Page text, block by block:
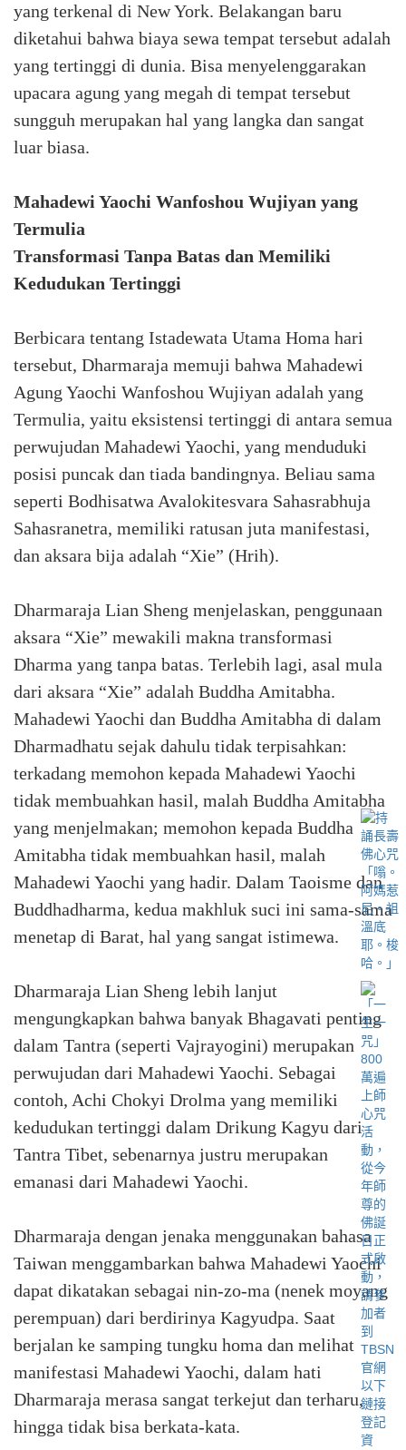
yang terkenal di New York. Belakangan baru
diketahui bahwa biaya sewa tempat tersebut adalah
yang tertinggi di dunia. Bisa menyelenggarakan
upacara agung yang megah di tempat tersebut
sungguh merupakan hal yang langka dan sangat
luar biasa.
Mahadewi Yaochi Wanfoshou Wujiyan yang
Termulia
Transformasi Tanpa Batas dan Memiliki
Kedudukan Tertinggi
Berbicara tentang Istadewata Utama Homa hari
tersebut, Dharmaraja memuji bahwa Mahadewi
Agung Yaochi Wanfoshou Wujiyan adalah yang
Termulia, yaitu eksistensi tertinggi di antara semua
perwujudan Mahadewi Yaochi, yang menduduki
posisi puncak dan tiada bandingnya. Beliau sama
seperti Bodhisatwa Avalokitesvara Sahasrabhuja
Sahasranetra, memiliki ratusan juta manifestasi,
dan aksara bija adalah “Xie” (Hrih).
Dharmaraja Lian Sheng menjelaskan, penggunaan
aksara “Xie” mewakili makna transformasi
Dharma yang tanpa batas. Terlebih lagi, asal mula
dari aksara “Xie” adalah Buddha Amitabha.
Mahadewi Yaochi dan Buddha Amitabha di dalam
Dharmadhatu sejak dahulu tidak terpisahkan:
terkadang memohon kepada Mahadewi Yaochi
tidak membuahkan hasil, malah Buddha Amitabha
yang menjelmakan; memohon kepada Buddha
Amitabha tidak membuahkan hasil, malah
Mahadewi Yaochi yang hadir. Dalam Taoisme dan
Buddhadharma, kedua makhluk suci ini sama-sama
menetap di Barat, hal yang sangat istimewa.
Dharmaraja Lian Sheng lebih lanjut
mengungkapkan bahwa banyak Bhagavati penting
dalam Tantra (seperti Vajrayogini) merupakan
perwujudan dari Mahadewi Yaochi. Sebagai
contoh, Achi Chokyi Drolma yang memiliki
kedudukan tertinggi dalam Drikung Kagyu dari
Tantra Tibet, sebenarnya justru merupakan
emanasi dari Mahadewi Yaochi.
Dharmaraja dengan jenaka menggunakan bahasa
Taiwan menggambarkan bahwa Mahadewi Yaochi
dapat dikatakan sebagai nin-zo-ma (nenek moyang
perempuan) dari berdirinya Kagyudpa. Saat
berjalan ke samping tungku homa dan melihat
manifestasi Mahadewi Yaochi, dalam hati
Dharmaraja merasa sangat terkejut dan terharu,
hingga tidak bisa berkata-kata.